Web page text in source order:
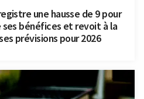
une hausse de 9 pour
bénéfices et revoit à la
prévisions pour 2026